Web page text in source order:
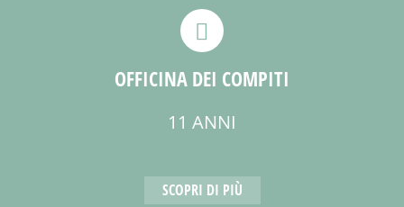
OFFICINA DEI COMPITI
11 ANNI
SCOPRI DI PIÙ